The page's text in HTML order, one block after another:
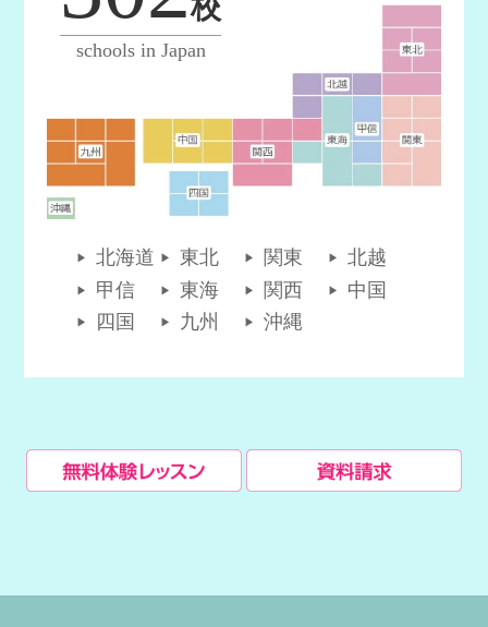
北海道 東北 関東
北越
甲信
東海 関西
中国
四国
九州 沖縄
schools in Japan